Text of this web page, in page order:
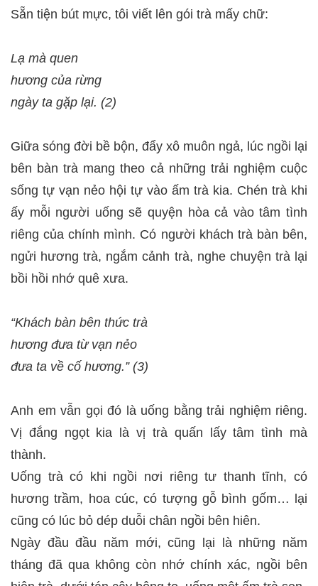
Sẵn tiện bút mực, tôi viết lên gói trà mấy chữ:
Lạ mà quen
hương của rừng
ngày ta gặp lại. (2)
Giữa sóng đời bề bộn, đẩy xô muôn ngả, lúc ngồi lại
bên bàn trà mang theo cả những trải nghiệm cuộc
sống tự vạn nẻo hội tự vào ấm trà kia. Chén trà khi
ấy mỗi người uống sẽ quyện hòa cả vào tâm tình
riêng của chính mình. Có người khách trà bàn bên,
ngửi hương trà, ngắm cảnh trà, nghe chuyện trà lại
bồi hồi nhớ quê xưa.
“Khách bàn bên thức trà
hương đưa từ vạn nẻo
đưa ta về cố hương.” (3)
Anh em vẫn gọi đó là uống bằng trải nghiệm riêng.
Vị đắng ngọt kia là vị trà quấn lấy tâm tình mà
thành.
Uống trà có khi ngồi nơi riêng tư thanh tĩnh, có
hương trầm, hoa cúc, có tượng gỗ bình gốm… lại
cũng có lúc bỏ dép duỗi chân ngồi bên hiên.
Ngày đầu đầu năm mới, cũng lại là những năm
tháng đã qua không còn nhớ chính xác, ngồi bên